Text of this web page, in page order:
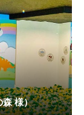
森 様）